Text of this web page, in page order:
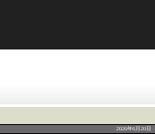
2026年6月20日